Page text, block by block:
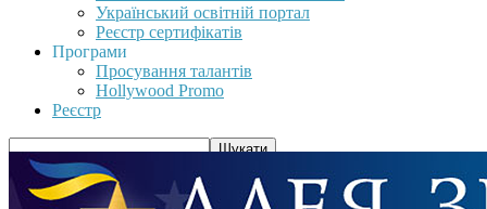
Український освітній портал
Реєстр сертифікатів
Програми
Просування талантів
Hollywood Promo
Реєстр